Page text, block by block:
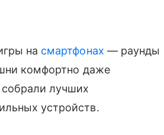
на смартфонах — раунды
комфортно даже
лучших
устройств.